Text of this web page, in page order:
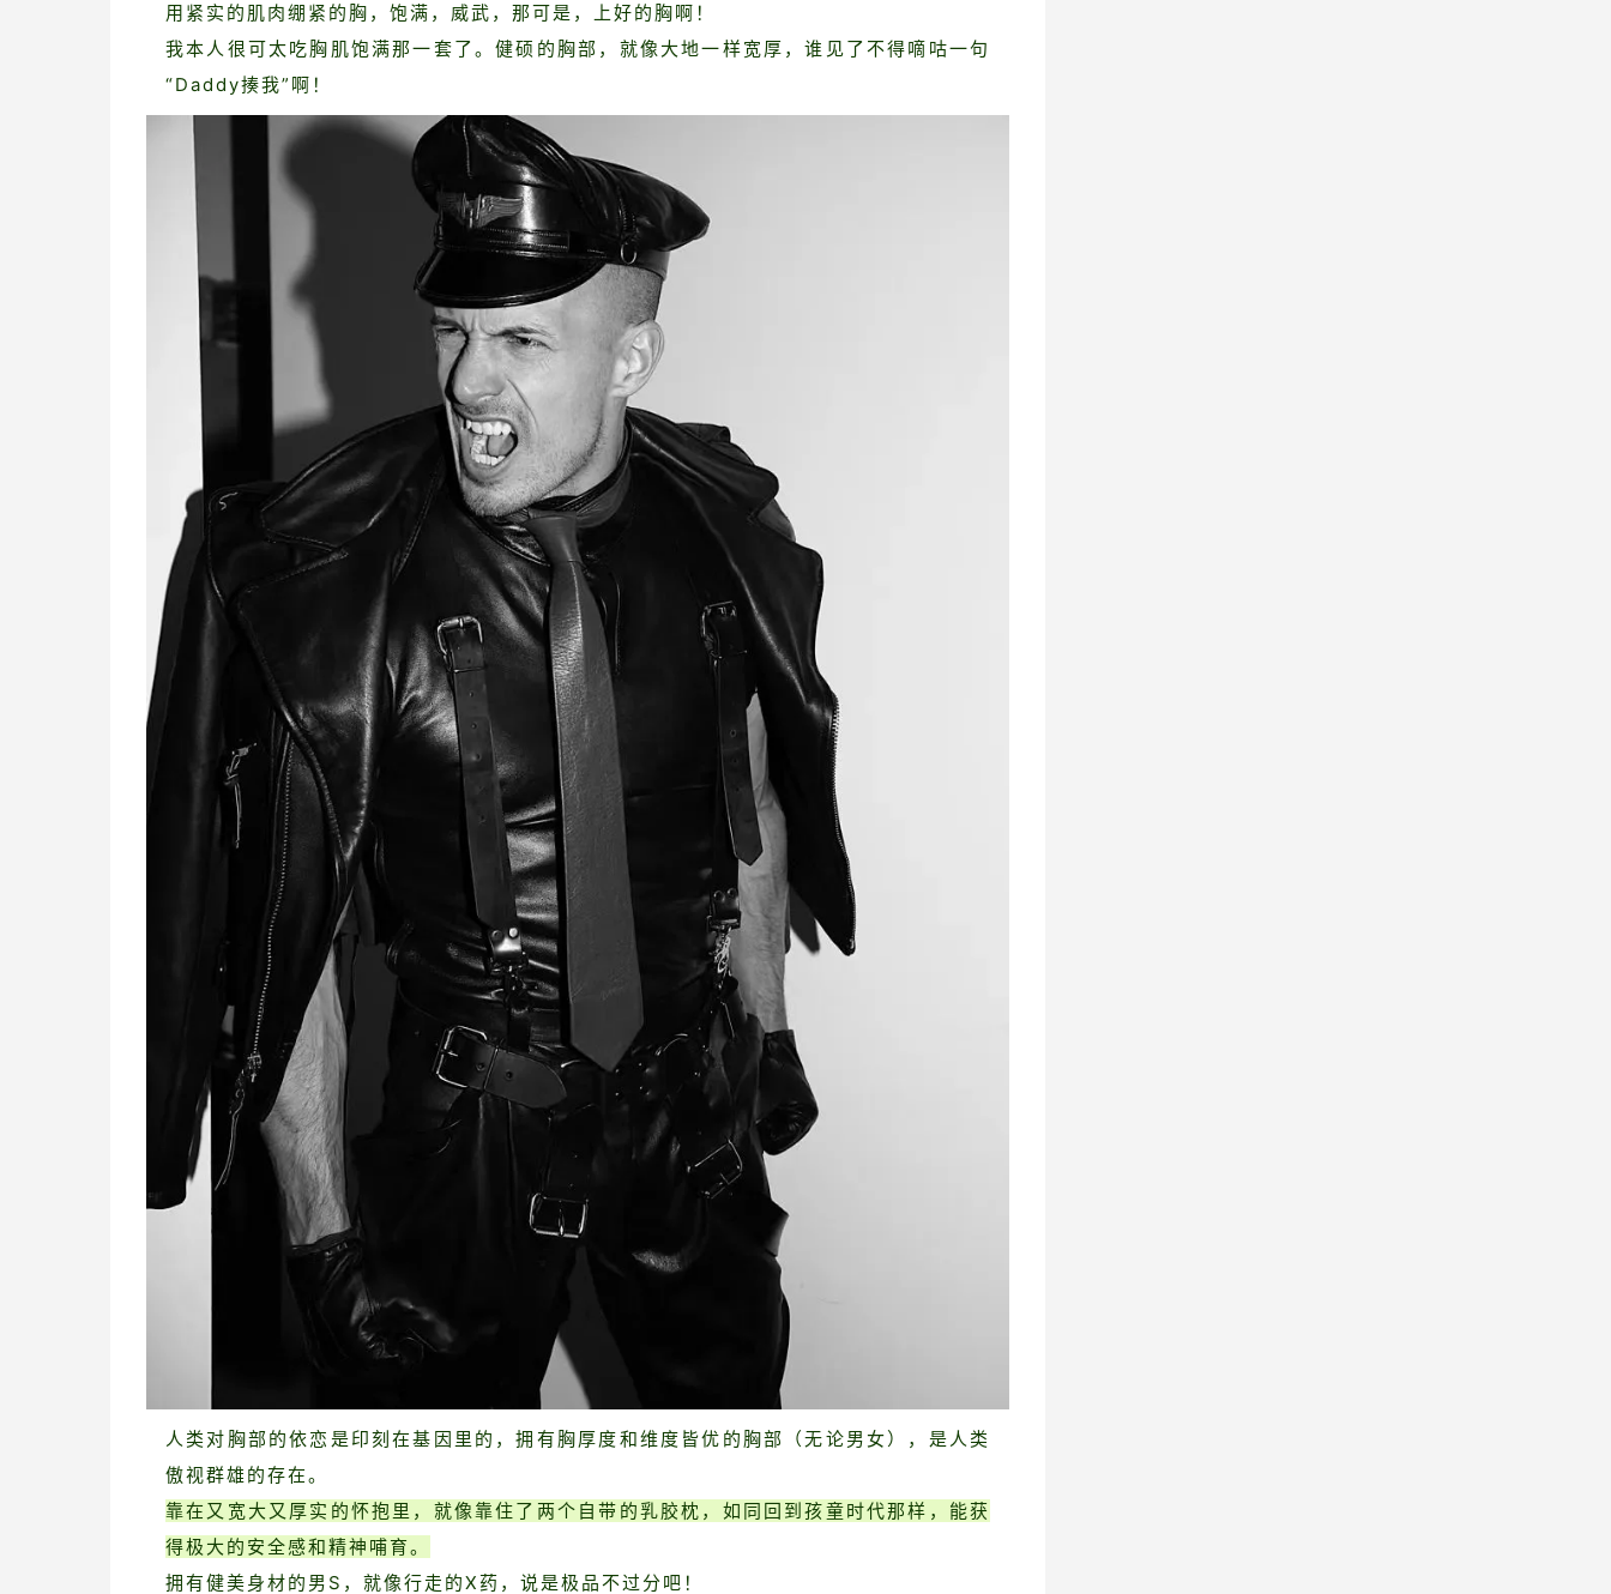
用紧实的肌肉绷紧的胸，饱满，威武，那可是，上好的胸啊！
我本人很可太吃胸肌饱满那一套了。健硕的胸部，就像大地一样宽厚，谁见了不得嘀咕一句
“Daddy揍我”啊！
人类对胸部的依恋是印刻在基因里的，拥有胸厚度和维度皆优的胸部（无论男女），是人类
傲视群雄的存在。
靠在又宽大又厚实的怀抱里，就像靠住了两个自带的乳胶枕，如同回到孩童时代那样，能获
得极大的安全感和精神哺育。
拥有健美身材的男S，就像行走的X药，说是极品不过分吧！